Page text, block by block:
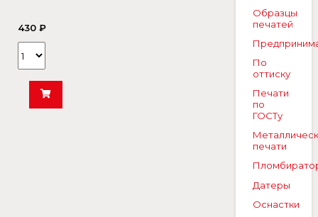
430 ₽
Образцы
печатей
По
оттиску
Печати
по
ГОСТу
печати
Датеры
Оснастки